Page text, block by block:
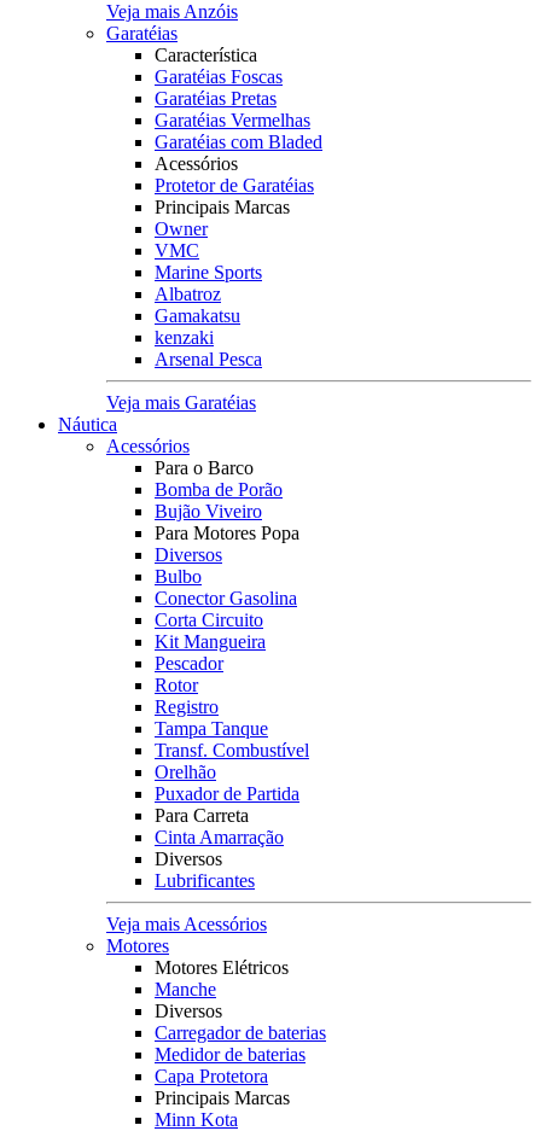
Veja mais Anzóis
Garatéias
Característica
Garatéias Foscas
Garatéias Pretas
Garatéias Vermelhas
Garatéias com Bladed
Acessórios
Protetor de Garatéias
Principais Marcas
Owner
VMC
Marine Sports
Albatroz
Gamakatsu
kenzaki
Arsenal Pesca
Veja mais Garatéias
Náutica
Acessórios
Para o Barco
Bomba de Porão
Bujão Viveiro
Para Motores Popa
Diversos
Bulbo
Conector Gasolina
Corta Circuito
Kit Mangueira
Pescador
Rotor
Registro
Tampa Tanque
Transf. Combustível
Orelhão
Puxador de Partida
Para Carreta
Cinta Amarração
Diversos
Lubrificantes
Veja mais Acessórios
Motores
Motores Elétricos
Manche
Diversos
Carregador de baterias
Medidor de baterias
Capa Protetora
Principais Marcas
Minn Kota